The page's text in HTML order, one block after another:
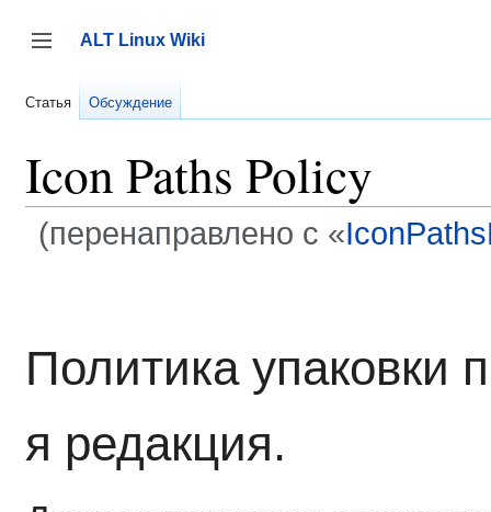
содержанию
Переключить боковую панель
ALT Linux Wiki
Статья Обсуждение
Icon Paths Policy
(перенаправлено с «
Политика упаковки
я редакция.